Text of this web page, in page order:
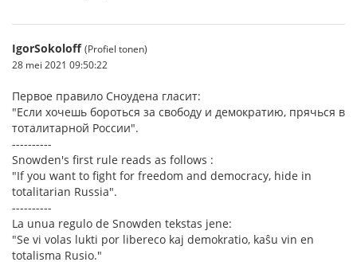
IgorSokoloff (Profiel tonen)
28 mei 2021 09:50:22
Первое правило Сноудена гласит:
"Если хочешь бороться за свободу и демократию, прячься в
тоталитарной России".
----------
Snowden's first rule reads as follows :
"If you want to fight for freedom and democracy, hide in
totalitarian Russia".
----------
La unua regulo de Snowden tekstas jene:
"Se vi volas lukti por libereco kaj demokratio, kaŝu vin en
totalisma Rusio."